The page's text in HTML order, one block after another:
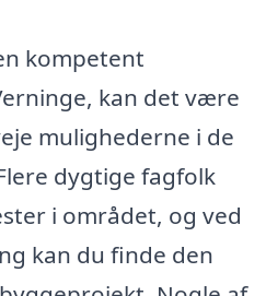
kompetent
kan det være
mulighederne i de
dygtige fagfolk
i området, og ved
kan du finde den